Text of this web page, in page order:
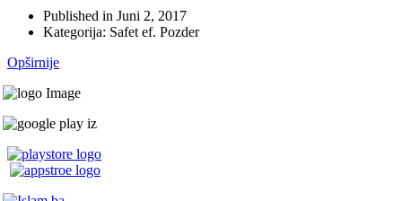
Published in Juni 2, 2017
Kategorija: Safet ef. Pozder
Opširnije